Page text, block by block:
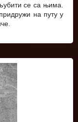
се са њима.
на путу у